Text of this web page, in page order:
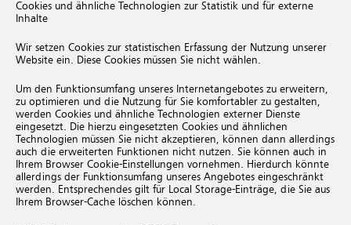
Cookies und ähnliche Technologien zur Statistik und für externe
Inhalte
Wir setzen Cookies zur statistischen Erfassung der Nutzung unserer
Website ein. Diese Cookies müssen Sie nicht wählen.
Um den Funktionsumfang unseres Internetangebotes zu erweitern,
zu optimieren und die Nutzung für Sie komfortabler zu gestalten,
werden Cookies und ähnliche Technologien externer Dienste
eingesetzt. Die hierzu eingesetzten Cookies und ähnlichen
Technologien müssen Sie nicht akzeptieren, können dann allerdings
auch die erweiterten Funktionen nicht nutzen. Sie können auch in
Ihrem Browser Cookie-Einstellungen vornehmen. Hierdurch könnte
allerdings der Funktionsumfang unseres Angebotes eingeschränkt
werden. Entsprechendes gilt für Local Storage-Einträge, die Sie aus
Ihrem Browser-Cache löschen können.